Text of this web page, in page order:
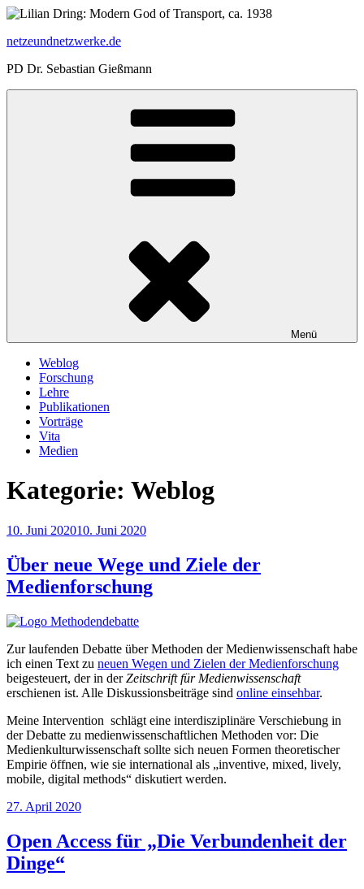
Zum
springen
netzeundnetzwerke.de
PD Dr. Sebastian Gießmann
Menü
Weblog
Forschung
Lehre
Publikationen
Vorträge
Vita
Medien
Kategorie: Weblog
Veröffentlicht
10. Juni 202010. Juni 2020
Über neue Wege und Ziele der
Medienforschung
Zur laufenden Debatte über Methoden der Medienwissenschaft habe
ich einen Text zu neuen Wegen und Zielen der Medienforschung
beigesteuert, der in derZeitschrift für Medienwissenschaft
erschienen ist. Alle Diskussionsbeiträge sind online einsehbar.
Meine Intervention schlägt eine interdisziplinäre Verschiebung in
der Debatte zu medienwissenschaftlichen Methoden vor: Die
Medienkulturwissenschaft sollte sich neuen Formen theoretischer
Empirie öffnen, wie sie international als „inventive, mixed, lively,
mobile, digital methods“ diskutiert werden.
Veröffentlicht
27. April 2020
Open Access für „Die Verbundenheit der
Dinge“